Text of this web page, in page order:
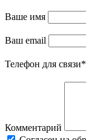
Ваше имя
Ваш email
Телефон для связи*
Комментарий